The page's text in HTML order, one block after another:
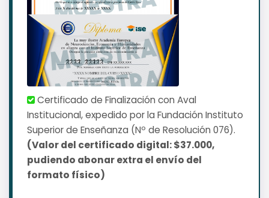
Certificado de Finalización con Aval
Institucional, expedido por la Fundación Instituto
Superior de Enseñanza (Nº de Resolución 076).
(Valor del certificado digital: $37.000,
pudiendo abonar extra el envío del
formato físico)